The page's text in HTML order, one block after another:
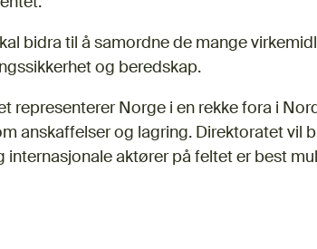
bidra til å samordne de mange
og beredskap.
representerer Norge i en rekke fora i
anskaffelser og lagring. Direktoratet vil
aktører på feltet er best